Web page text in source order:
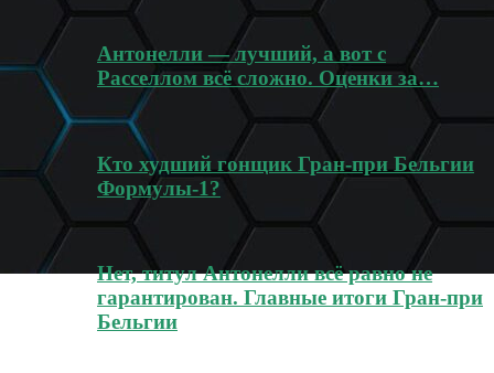
Антонелли — лучший, а вот с
Расселлом всё сложно. Оценки за…
Кто худший гонщик Гран-при Бельгии
Формулы-1?
Нет, титул Антонелли всё равно не
гарантирован. Главные итоги Гран-при
Бельгии